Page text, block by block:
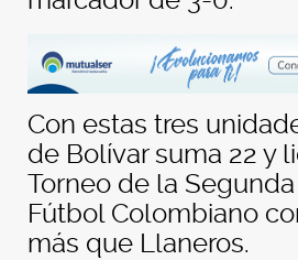
Con estas tres
de Bolívar suma 22 y
Torneo de la
Fútbol Colombiano
más que Llaneros.